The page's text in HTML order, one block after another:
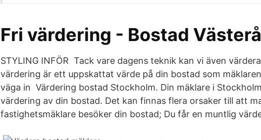
Fri värdering - Bostad
STYLING INFÖR Tack vare dagens teknik kan vi även
värdering är ett uppskattat värde på din bostad som
väga in Värdering bostad Stockholm. Din mäklare i
värdering av din bostad. Det kan finnas flera orsaker till att
fastighetsmäklare besöker din bostad; Du får en muntlig